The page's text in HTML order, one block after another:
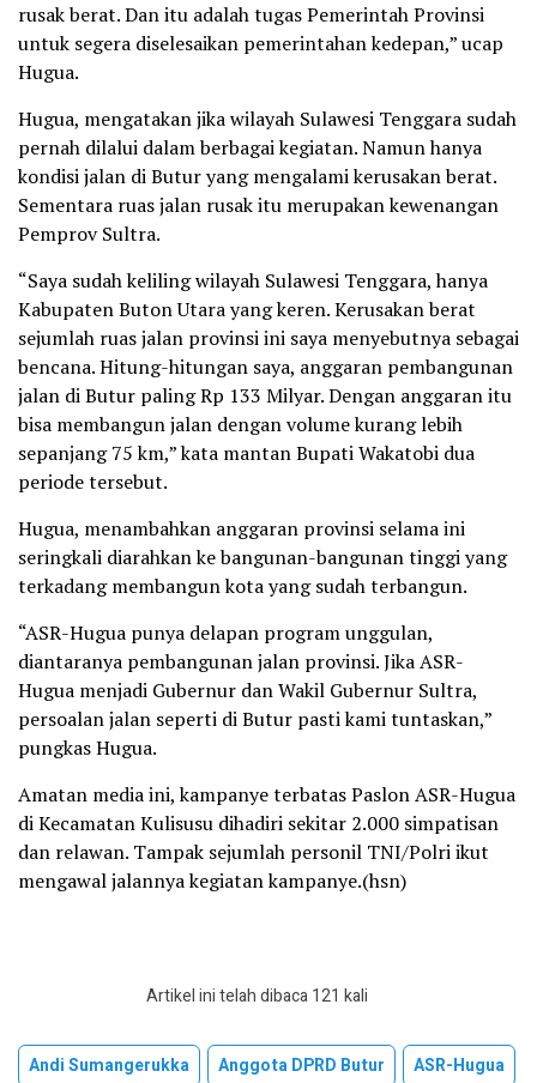
rusak berat. Dan itu adalah tugas Pemerintah Provinsi
untuk segera diselesaikan pemerintahan kedepan,” ucap
Hugua.
Hugua, mengatakan jika wilayah Sulawesi Tenggara sudah
pernah dilalui dalam berbagai kegiatan. Namun hanya
kondisi jalan di Butur yang mengalami kerusakan berat.
Sementara ruas jalan rusak itu merupakan kewenangan
Pemprov Sultra.
“Saya sudah keliling wilayah Sulawesi Tenggara, hanya
Kabupaten Buton Utara yang keren. Kerusakan berat
sejumlah ruas jalan provinsi ini saya menyebutnya sebagai
bencana. Hitung-hitungan saya, anggaran pembangunan
jalan di Butur paling Rp 133 Milyar. Dengan anggaran itu
bisa membangun jalan dengan volume kurang lebih
sepanjang 75 km,” kata mantan Bupati Wakatobi dua
periode tersebut.
Hugua, menambahkan anggaran provinsi selama ini
seringkali diarahkan ke bangunan-bangunan tinggi yang
terkadang membangun kota yang sudah terbangun.
“ASR-Hugua punya delapan program unggulan,
diantaranya pembangunan jalan provinsi. Jika ASR-
Hugua menjadi Gubernur dan Wakil Gubernur Sultra,
persoalan jalan seperti di Butur pasti kami tuntaskan,”
pungkas Hugua.
Amatan media ini, kampanye terbatas Paslon ASR-Hugua
di Kecamatan Kulisusu dihadiri sekitar 2.000 simpatisan
dan relawan. Tampak sejumlah personil TNI/Polri ikut
mengawal jalannya kegiatan kampanye.(hsn)
Artikel ini telah dibaca 121 kali
Andi Sumangerukka Anggota DPRD Butur ASR-Hugua